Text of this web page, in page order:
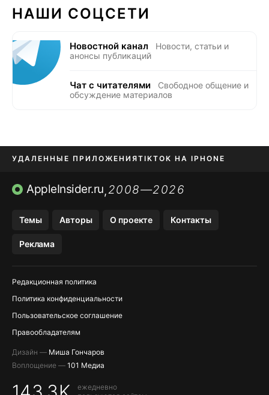
НАШИ СОЦСЕТИ
Новостной канал
Новости, статьи и
анонсы публикаций
Чат с читателями
Свободное общение и
обсуждение материалов
УДАЛЕННЫЕ ПРИЛОЖЕНИЯTIKTOK НА IPHONE
ПРИЛОЖЕНИЯ БЕЗ APP STORE
AppleInsider.ru,2008—2026
Темы Авторы О проекте Контакты
Реклама
Редакционная политика
Политика конфиденциальности
Пользовательское соглашение
Правообладателям
Дизайн — Миша Гончаров
Воплощение — 101 Медиа
ежедневно